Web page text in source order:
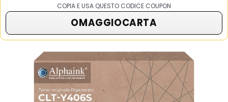
COPIA E USA QUESTO CODICE COUPON
OMAGGIOCARTA